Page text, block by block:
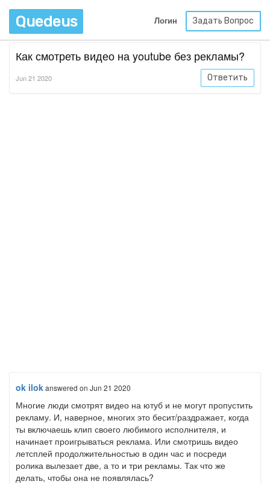
Quedeus Логин Задать Вопрос
Как смотреть видео на youtube без рекламы?
Jun 21 2020 Ответить
ok ilokanswered on Jun 21 2020
Многие люди смотрят видео на ютуб и не могут пропустить
рекламу. И, наверное, многих это бесит/раздражает, когда
ты включаешь клип своего любимого исполнителя, и
начинает проигрываться реклама. Или смотришь видео
летсплей продолжительностью в один час и посреди
ролика вылезает две, а то и три рекламы. Так что же
делать, чтобы она не появлялась?